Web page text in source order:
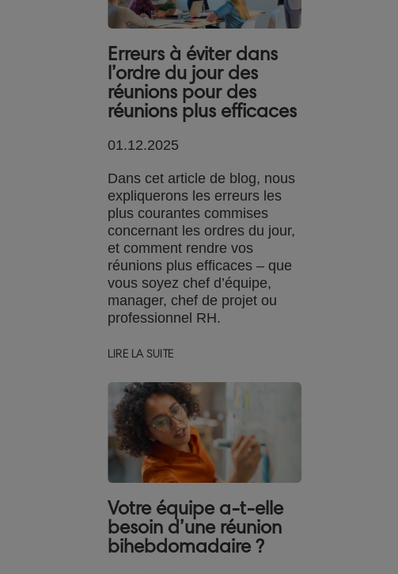
Erreurs à éviter dans
l’ordre du jour des
réunions pour des
réunions plus efficaces
01.12.2025
Dans cet article de blog, nous
expliquerons les erreurs les
plus courantes commises
concernant les ordres du jour,
et comment rendre vos
réunions plus efficaces – que
vous soyez chef d’équipe,
manager, chef de projet ou
professionnel RH.
LIRE LA SUITE
Votre équipe a-t-elle
besoin d’une réunion
bihebdomadaire ?